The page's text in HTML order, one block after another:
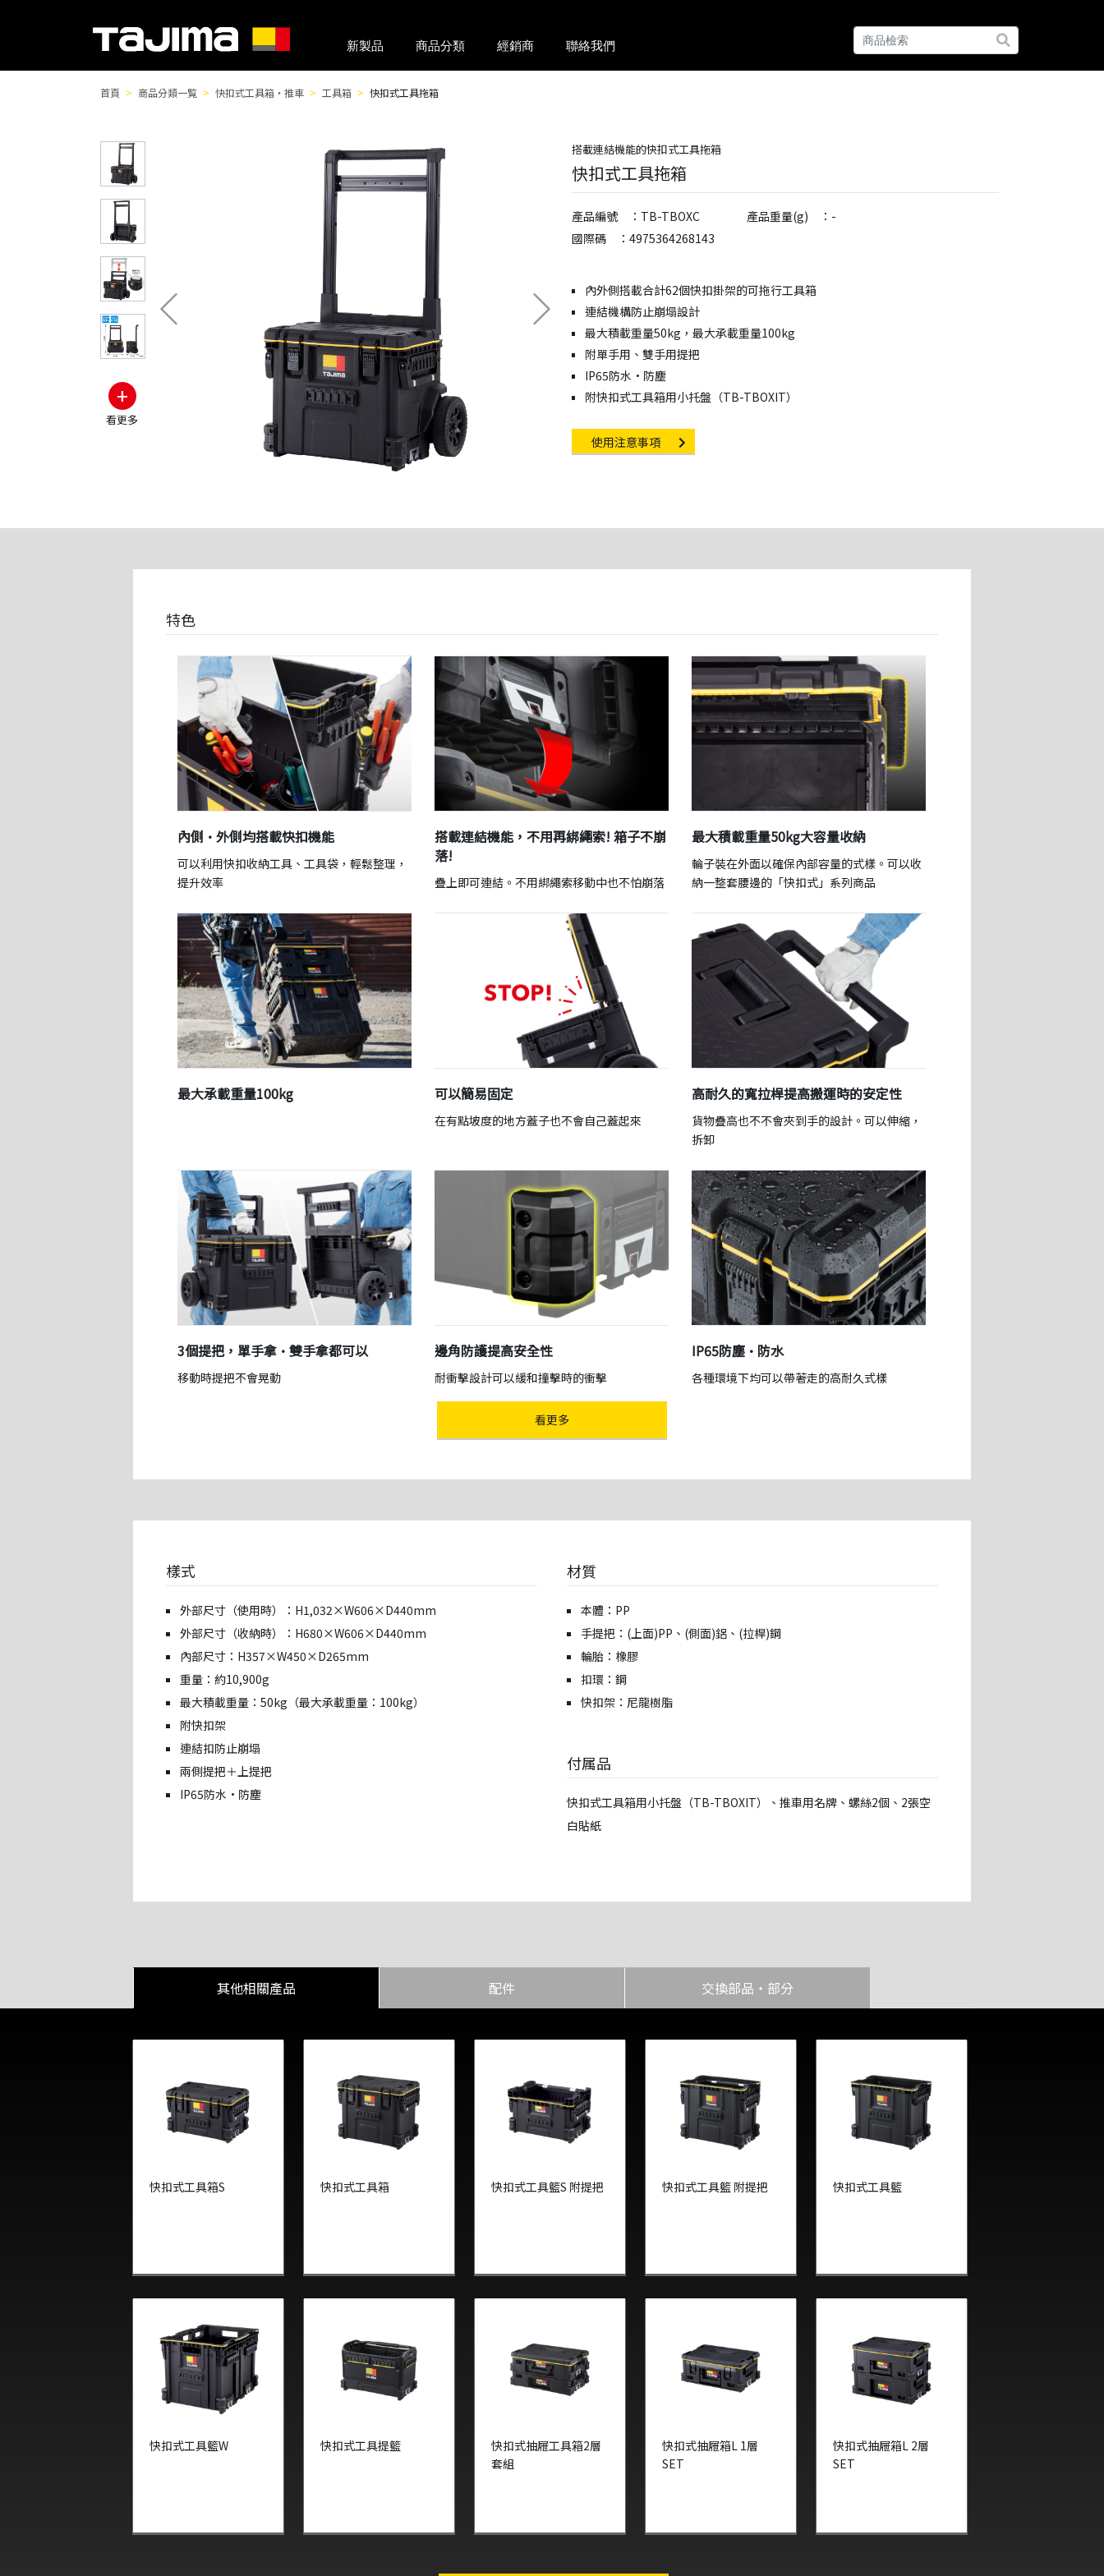
新製品 商品分類 經銷商 聯絡我們
首頁 商品分類一覧 快扣式工具箱・推車 工具箱 快扣式工具拖箱
+
看更多
搭載連結機能的快扣式工具拖箱
快扣式工具拖箱
產品編號 ：TB-TBOXC
產品重量(g) ：-
國際碼 ：4975364268143
內外側搭載合計62個快扣掛架的可拖行工具箱
連結機構防止崩塌設計
最大積載重量50kg，最大承載重量100kg
附單手用、雙手用提把
IP65防水·防塵
附快扣式工具箱用小托盤（TB-TBOXIT）
Other link
使用注意事項
特色
內側·外側均搭載快扣機能
可以利用快扣收納工具、工具袋，輕鬆整理，
提升效率
搭載連結機能，不用再綁繩索! 箱子不崩
落!
疊上即可連結。不用綁繩索移動中也不怕崩落
最大積載重量50kg大容量收納
輪子裝在外面以確保內部容量的式樣。可以收
納一整套腰邊的「快扣式」系列商品
最大承載重量100kg 可以簡易固定
在有點坡度的地方蓋子也不會自己蓋起來
高耐久的寬拉桿提高搬運時的安定性
貨物疊高也不不會夾到手的設計。可以伸縮，
拆卸
3個提把，單手拿·雙手拿都可以
移動時提把不會晃動
邊角防護提高安全性
耐衝擊設計可以緩和撞擊時的衝擊
IP65防塵·防水
各種環境下均可以帶著走的高耐久式樣
看更多
樣式
外部尺寸（使用時）：H1,032×W606×D440mm
外部尺寸（收納時）：H680×W606×D440mm
內部尺寸：H357×W450×D265mm
重量：約10,900g
最大積載重量：50kg（最大承載重量：100kg）
附快扣架
連結扣防止崩塌
兩側提把＋上提把
IP65防水·防塵
材質
本體：PP
手提把：(上面)PP、(側面)鋁、(拉桿)鋼
輪胎：橡膠
扣環：鋼
快扣架：尼龍樹脂
付属品
快扣式工具箱用小托盤（TB-TBOXIT）、推車用名牌、螺絲2個、2張空
白貼紙
其他相關產品 配件 交換部品・部分
快扣式工具箱S 快扣式工具箱 快扣式工具籃S 附提把 快扣式工具籃 附提把 快扣式工具籃
快扣式工具籃W 快扣式工具提籃
快扣式抽屜工具箱2層
套組
快扣式抽屜箱L 1層
SET
快扣式抽屜箱L 2層
SET